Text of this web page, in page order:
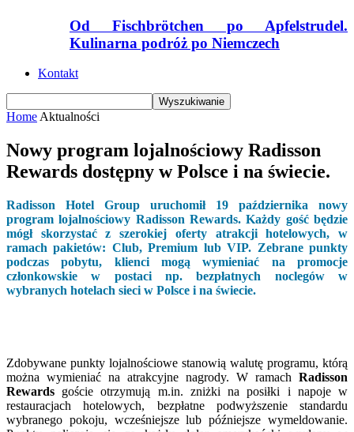
Od Fischbrötchen po Apfelstrudel.
Kulinarna podróż po Niemczech
Kontakt
Home Aktualności
Nowy program lojalnościowy Radisson
Rewards dostępny w Polsce i na świecie.
Radisson Hotel Group uruchomił 19 października nowy
program lojalnościowy Radisson Rewards. Każdy gość będzie
mógł skorzystać z szerokiej oferty atrakcji hotelowych, w
ramach pakietów: Club, Premium lub VIP. Zebrane punkty
podczas pobytu, klienci mogą wymieniać na promocje
członkowskie w postaci np. bezpłatnych noclegów w
wybranych hotelach sieci w Polsce i na świecie.
Zdobywane punkty lojalnościowe stanowią walutę programu, którą
można wymieniać na atrakcyjne nagrody. W ramach Radisson
Rewards goście otrzymują m.in. zniżki na posiłki i napoje w
restauracjach hotelowych, bezpłatne podwyższenie standardu
wybranego pokoju, wcześniejsze lub późniejsze wymeldowanie.